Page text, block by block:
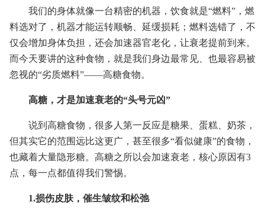
我们的身体就像一台精密的机器，饮食就是“燃料”，燃
料选对了，机器才能运转顺畅、延缓损耗；燃料选错了，不
仅会增加身体负担，还会加速器官老化，让衰老提前到来。
而今天要讲的这种食物，就是我们身边最常见、也最容易被
忽视的“劣质燃料”——高糖食物。
高糖，才是加速衰老的“头号元凶”
说到高糖食物，很多人第一反应是糖果、蛋糕、奶茶，
但其实它的范围远比这更广，甚至很多“看似健康”的食物，
也藏着大量隐形糖。高糖之所以会加速衰老，核心原因有3
点，每一点都值得我们警惕。
1.损伤皮肤，催生皱纹和松弛